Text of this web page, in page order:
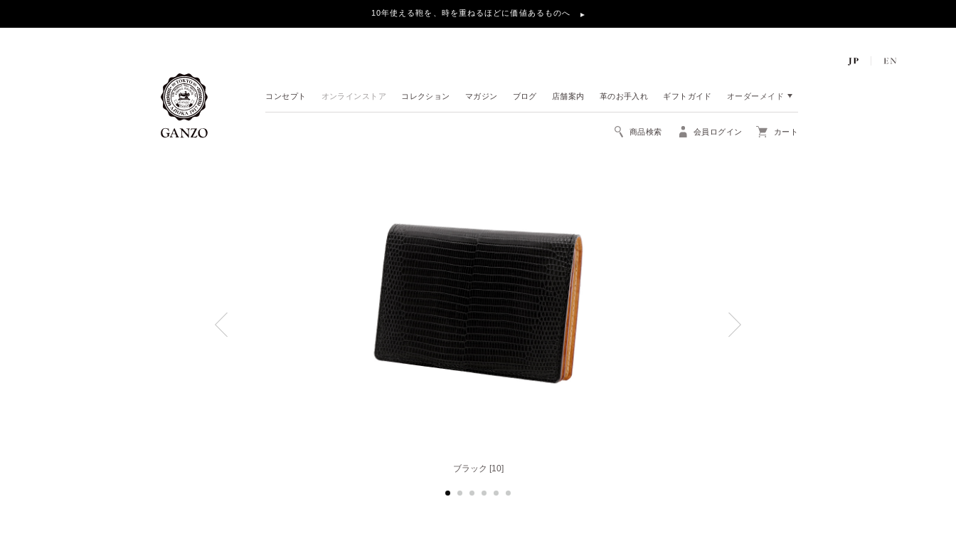
10年使える鞄を、時を重ねるほどに価値あるものへ
コンセプト オンラインストア コレクション マガジン ブログ 店舗案内 革のお手入れ ギフトガイド オーダーメイド
商品検索 会員ログイン カート
ブラック [10]
ブラウン [50]